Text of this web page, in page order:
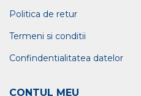
Politica de retur
Termeni si conditii
Confindentialitatea datelor
CONTUL MEU